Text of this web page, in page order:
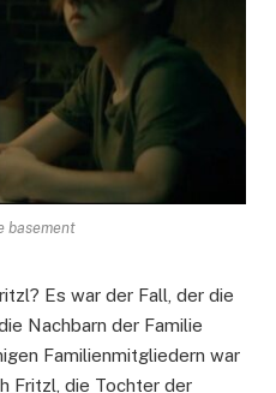
basement
Es war der Fall, der die
Nachbarn der Familie
Familienmitgliedern war
Fritzl, die Tochter der